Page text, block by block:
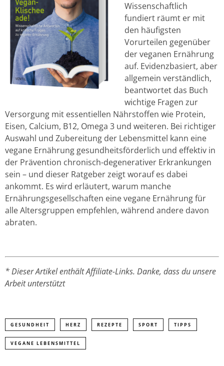
Wissenschaftlich
fundiert räumt er mit
den häufigsten
Vorurteilen gegenüber
der veganen Ernährung
auf. Evidenzbasiert, aber
allgemein verständlich,
beantwortet das Buch
wichtige Fragen zur
Versorgung mit essentiellen Nährstoffen wie Protein,
Eisen, Calcium, B12, Omega 3 und weiteren. Bei richtiger
Auswahl und Zubereitung der Lebensmittel kann eine
vegane Ernährung gesundheitsförderlich und effektiv in
der Prävention chronisch-degenerativer Erkrankungen
sein – und dieser Ratgeber zeigt worauf es dabei
ankommt. Es wird erläutert, warum manche
Ernährungsgesellschaften eine vegane Ernährung für
alle Altersgruppen empfehlen, während andere davon
abraten.
* Dieser Artikel enthält Affiliate-Links. Danke, dass du unsere
Arbeit unterstützt
GESUNDHEIT HERZ REZEPTE SPORT TIPPS
VEGANE LEBENSMITTEL